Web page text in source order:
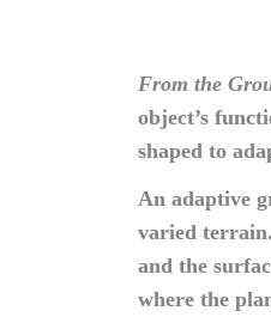
From the
object’s
shaped to
An adaptive
varied
and the
where the